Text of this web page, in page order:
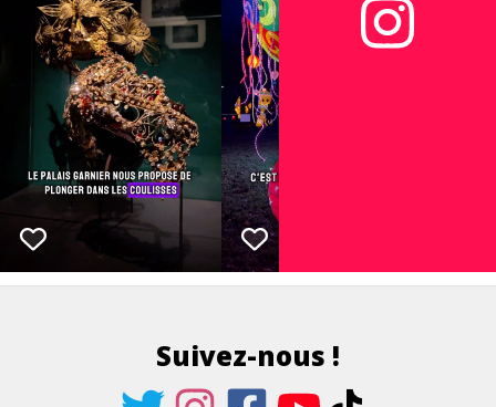
Suivez-nous !